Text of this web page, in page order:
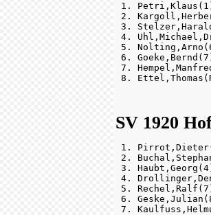
1.
2.
3.
4.
5.
6.
7.
SV 1920
1.
2.
3.
4.
5.
6.
7.